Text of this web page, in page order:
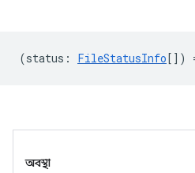
(status : FileStatusInfo[])
অবস্থা